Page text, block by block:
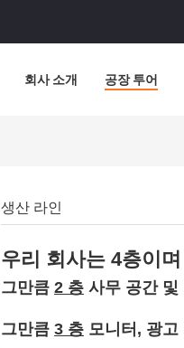
회사 소개 공장 투어
생산 라인
우리 회사는 4층이
그만큼 2 층 사무 공간 및
그만큼 3 층 모니터, 광